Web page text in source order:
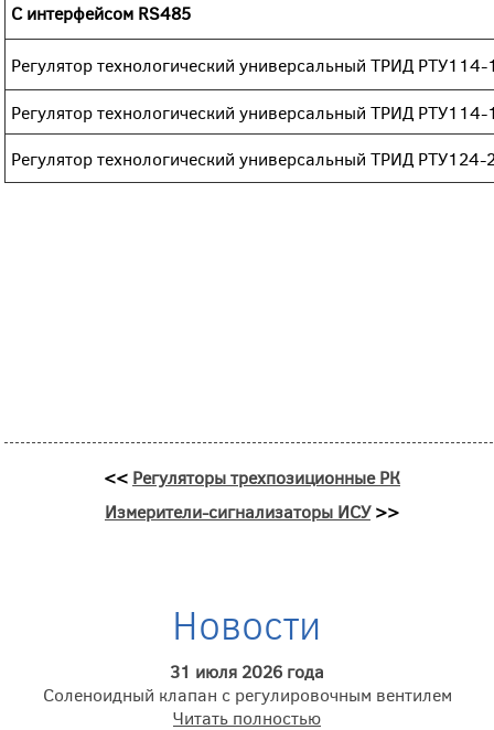
С интерфейсом RS485
Регулятор технологический универсальный ТРИД
Регулятор технологический универсальный ТРИД
Регулятор технологический универсальный ТРИД
<< Регуляторы трехпозиционные РК
Измерители-сигнализаторы ИСУ>>
Новости
31 июля 2026 года
Соленоидный клапан с регулировочным вентилем
Читать полностью